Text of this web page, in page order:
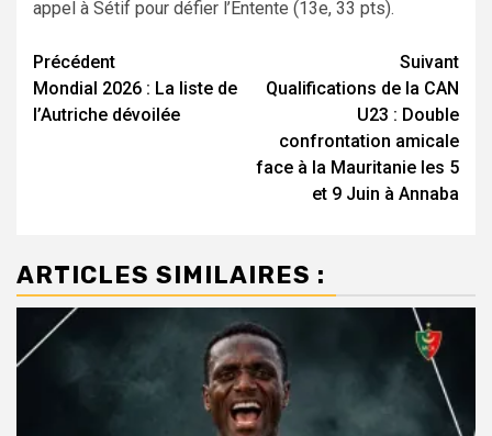
appel à Sétif pour défier l’Entente (13e, 33 pts).
Navigation
d’article
Précédent
Mondial 2026 : La liste de
l’Autriche dévoilée
Suivant
Qualifications de la CAN
U23 : Double
confrontation amicale
face à la Mauritanie les 5
et 9 Juin à Annaba
ARTICLES SIMILAIRES :